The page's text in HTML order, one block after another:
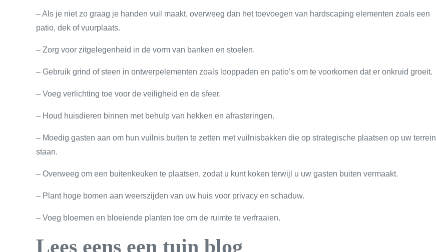
– Als je niet zo graag je handen vuil maakt, overweeg dan het toevoegen van hardscaping elementen zoals een
patio, dek of vuurplaats.
– Zorg voor zitgelegenheid in de vorm van banken en stoelen.
– Gebruik grind of steen in ontwerpelementen zoals looppaden en patio’s om te voorkomen dat er onkruid groeit.
– Voeg verlichting toe voor de veiligheid en de sfeer.
– Houd huisdieren binnen met behulp van hekken en afrasteringen.
– Moedig gasten aan om hun vuilnis buiten te zetten met vuilnisbakken die op strategische plaatsen op uw terrein
staan.
– Overweeg om een buitenkeuken te plaatsen, zodat u kunt koken terwijl u uw gasten buiten vermaakt.
– Plant hoge bomen aan weerszijden van uw huis voor privacy en schaduw.
– Voeg bloemen en bloeiende planten toe om de ruimte te verfraaien.
Lees eens een tuin blog